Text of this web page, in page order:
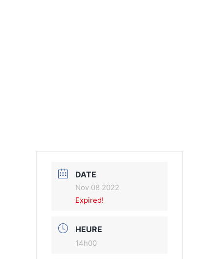
DATE
Nov 08 2022
Expired!
HEURE
14h00